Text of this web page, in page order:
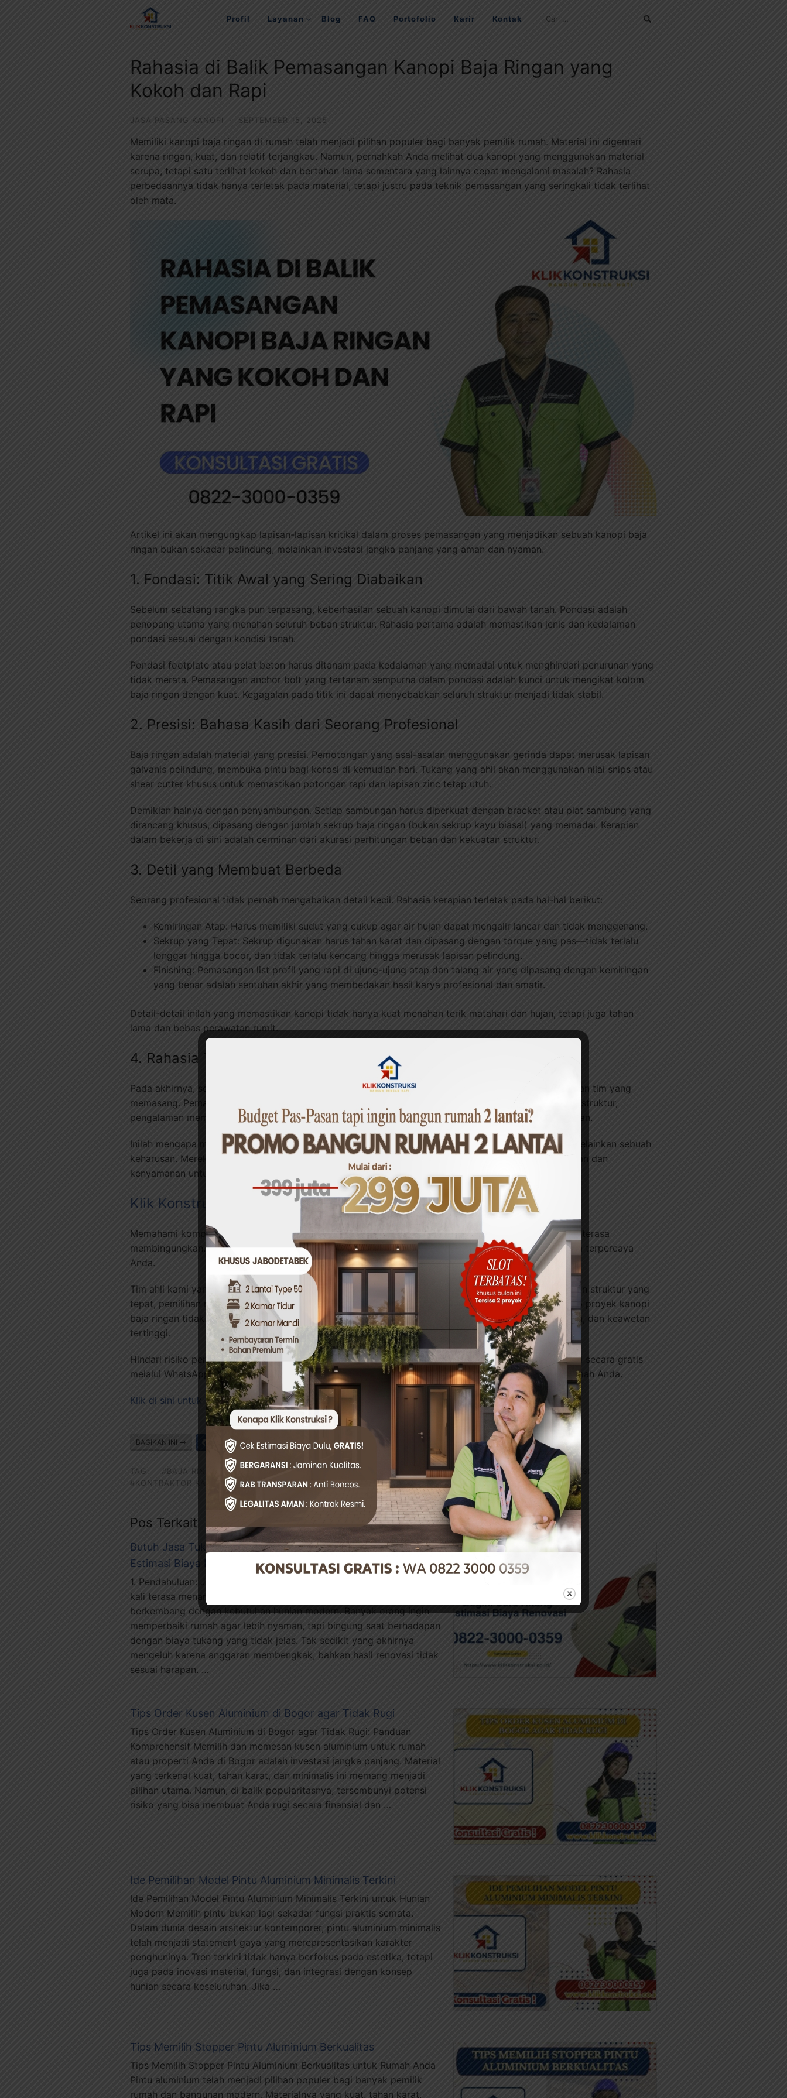
Profil Layanan Blog FAQ Portofolio Karir Kontak
Rahasia di Balik Pemasangan Kanopi Baja Ringan yang
Kokoh dan Rapi
JASA PASANG KANOPI SEPTEMBER 15, 2025
Memiliki kanopi baja ringan di rumah telah menjadi pilihan populer bagi banyak pemilik rumah. Material ini digemari
karena ringan, kuat, dan relatif terjangkau. Namun, pernahkah Anda melihat dua kanopi yang menggunakan material
serupa, tetapi satu terlihat kokoh dan bertahan lama sementara yang lainnya cepat mengalami masalah? Rahasia
perbedaannya tidak hanya terletak pada material, tetapi justru pada teknik pemasangan yang seringkali tidak terlihat
oleh mata.
Artikel ini akan mengungkap lapisan-lapisan kritikal dalam proses pemasangan yang menjadikan sebuah kanopi baja
ringan bukan sekadar pelindung, melainkan investasi jangka panjang yang aman dan nyaman.
1. Fondasi: Titik Awal yang Sering Diabaikan
Sebelum sebatang rangka pun terpasang, keberhasilan sebuah kanopi dimulai dari bawah tanah. Pondasi adalah
penopang utama yang menahan seluruh beban struktur. Rahasia pertama adalah memastikan jenis dan kedalaman
pondasi sesuai dengan kondisi tanah.
Pondasi footplate atau pelat beton harus ditanam pada kedalaman yang memadai untuk menghindari penurunan yang
tidak merata. Pemasangan anchor bolt yang tertanam sempurna dalam pondasi adalah kunci untuk mengikat kolom
baja ringan dengan kuat. Kegagalan pada titik ini dapat menyebabkan seluruh struktur menjadi tidak stabil.
2. Presisi: Bahasa Kasih dari Seorang Profesional
Baja ringan adalah material yang presisi. Pemotongan yang asal-asalan menggunakan gerinda dapat merusak lapisan
galvanis pelindung, membuka pintu bagi korosi di kemudian hari. Tukang yang ahli akan menggunakan nilai snips atau
shear cutter khusus untuk memastikan potongan rapi dan lapisan zinc tetap utuh.
Demikian halnya dengan penyambungan. Setiap sambungan harus diperkuat dengan bracket atau plat sambung yang
dirancang khusus, dipasang dengan jumlah sekrup baja ringan (bukan sekrup kayu biasa!) yang memadai. Kerapian
dalam bekerja di sini adalah cerminan dari akurasi perhitungan beban dan kekuatan struktur.
3. Detil yang Membuat Berbeda
Seorang profesional tidak pernah mengabaikan detail kecil. Rahasia kerapian terletak pada hal-hal berikut:
Kemiringan Atap: Harus memiliki sudut yang cukup agar air hujan dapat mengalir lancar dan tidak menggenang.
Sekrup yang Tepat: Sekrup digunakan harus tahan karat dan dipasang dengan torque yang pas—tidak terlalu
longgar hingga bocor, dan tidak terlalu kencang hingga merusak lapisan pelindung.
Finishing: Pemasangan list profil yang rapi di ujung-ujung atap dan talang air yang dipasang dengan kemiringan
yang benar adalah sentuhan akhir yang membedakan hasil karya profesional dan amatir.
Detail-detail inilah yang memastikan kanopi tidak hanya kuat menahan terik matahari dan hujan, tetapi juga tahan
lama dan bebas perawatan rumit.
4. Rahasia Terbesar: Integritas Pengerjaan
Pada akhirnya, semua rahasia teknis di atas bergantung pada satu faktor utama: integritas dan keahlian tim yang
memasang. Pemasangan kanopi baja ringan yang kokoh memerlukan pemahaman mendalam tentang struktur,
pengalaman membaca situasi lapangan, dan komitmen untuk mengutamakan kualitas di atas kecepatan.
Inilah mengapa memilih jasa kontraktor yang kredibel dan berpengalaman bukanlah sebuah pilihan, melainkan sebuah
keharusan. Mereka memahami bahwa yang Anda bangun bukan hanya sebuah kanopi, tetapi rasa aman dan
kenyamanan untuk keluarga Anda.
Klik Konstruksi : Wujudkan Kanopi Idaman yang Kokoh dan Aman
Memahami kompleksitas dan “rahasia” di balik pemasangan kanopi baja ringan yang benar tentu bisa terasa
membingungkan. Anda tidak perlu menghadapi semua itu sendirian.Klik Konstruksi hadir sebagai mitra terpercaya
Anda.
Tim ahli kami yang berpengalaman telah menguasai setiap rahasia pemasangan, mulai dari perhitungan struktur yang
tepat, pemilihan material berkualitas, hingga pengerjaan yang detail dan rapi. Kami memastikan setiap proyek kanopi
baja ringan tidak hanya selesai tepat waktu, tetapi terutama memenuhi standar kekokohan, keamanan, dan keawetan
tertinggi.
Hindari risiko pemasangan yang asal-asalan. Konsultasikan kebutuhan dan rencana Anda kepada kami secara gratis
melalui WhatsApp. Tim profesional kami siap mendengarkan dan memberikan solusi terbaik untuk rumah Anda.
Klik di sini untuk Konsultasi Gratis via WhatsApp
BAGIKAN INI Facebook Twitter WhatsApp
TAG: #BAJA RINGAN KOKOH #JASA KANOPI BAJA RINGAN #KANOPI BAJA RINGAN
#KLIK KONSTRUKSI
#KONTRAKTOR KANOPI
#PEMASANGAN KANOPI #RAHASIA KANOPI AWET #TIPS BANGUN KANOPI
Pos Terkait
Butuh Jasa Tukang Bangunan di Depok? Begini Cara Hitung
Estimasi Biaya Renovasi
1. Pendahuluan: Jasa Tukang Bangunan Depok Renovasi rumah sering
kali terasa menantang, terutama bagi masyarakat Depok yang terus
berkembang dengan kebutuhan hunian modern. Banyak orang ingin
memperbaiki rumah agar lebih nyaman, tapi bingung saat berhadapan
dengan biaya tukang yang tidak jelas. Tak sedikit yang akhirnya
mengeluh karena anggaran membengkak, bahkan hasil renovasi tidak
sesuai harapan. …
Tips Order Kusen Aluminium di Bogor agar Tidak Rugi
Tips Order Kusen Aluminium di Bogor agar Tidak Rugi: Panduan
Komprehensif Memilih dan memesan kusen aluminium untuk rumah
atau properti Anda di Bogor adalah investasi jangka panjang. Material
yang terkenal kuat, tahan karat, dan minimalis ini memang menjadi
pilihan utama. Namun, di balik popularitasnya, tersembunyi potensi
risiko yang bisa membuat Anda rugi secara finansial dan …
Ide Pemilihan Model Pintu Aluminium Minimalis Terkini
Ide Pemilihan Model Pintu Aluminium Minimalis Terkini untuk Hunian
Modern Memilih pintu bukan lagi sekadar fungsi praktis semata.
Dalam dunia desain arsitektur kontemporer, pintu aluminium minimalis
telah menjadi statement gaya yang merepresentasikan karakter
penghuninya. Tren terkini tidak hanya berfokus pada estetika, tetapi
juga pada inovasi material, fungsi, dan integrasi dengan konsep
hunian secara keseluruhan. Jika …
Tips Memilih Stopper Pintu Aluminium Berkualitas
Tips Memilih Stopper Pintu Aluminium Berkualitas untuk Rumah Anda
Pintu aluminium telah menjadi pilihan populer bagi banyak pemilik
rumah dan bangunan modern. Materialnya yang kuat, tahan karat,